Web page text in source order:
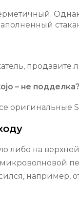
продавите
– не подделка?
оригинальные
либо на
например,